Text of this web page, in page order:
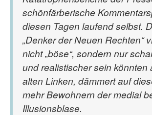
schönfärberische
diesen Tagen laufend selbst.
„Denker der Neuen Rechten“
nicht „böse“, sondern nur
und realistischer sein könnten
alten Linken, dämmert auf
mehr Bewohnern der medial
Illusionsblase.